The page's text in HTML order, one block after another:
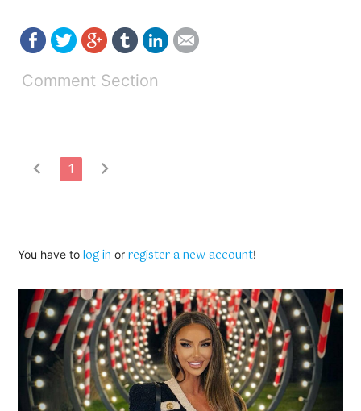
Comment Section
chevron_left 1 chevron_right
You have tolog in orregister a new account!